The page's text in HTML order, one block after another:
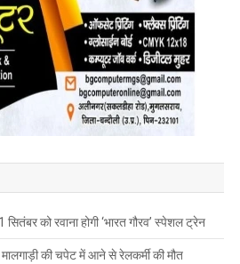
को रवाना होगी ‘भारत गौरव’ स्पेशल ट्रेन
की चपेट में आने से रेलकर्मी की मौत